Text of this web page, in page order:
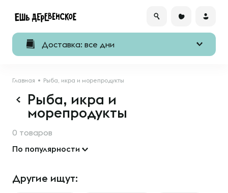
Доставка: все дни
Главная Рыба, икра и морепродукты
Рыба, икра и
морепродукты
0 товаров
По популярности
Другие ищут: